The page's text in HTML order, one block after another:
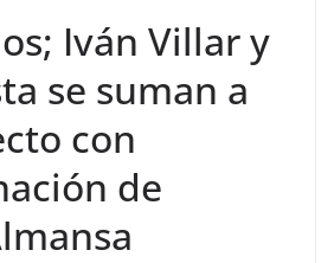
Iván Villar y
se suman a
con
de